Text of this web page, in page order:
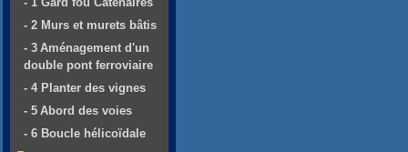
- 2 Murs et murets bâtis
- 3 Aménagement d'un
double pont ferroviaire
- 4 Planter des vignes
- 5 Abord des voies
- 6 Boucle hélicoïdale